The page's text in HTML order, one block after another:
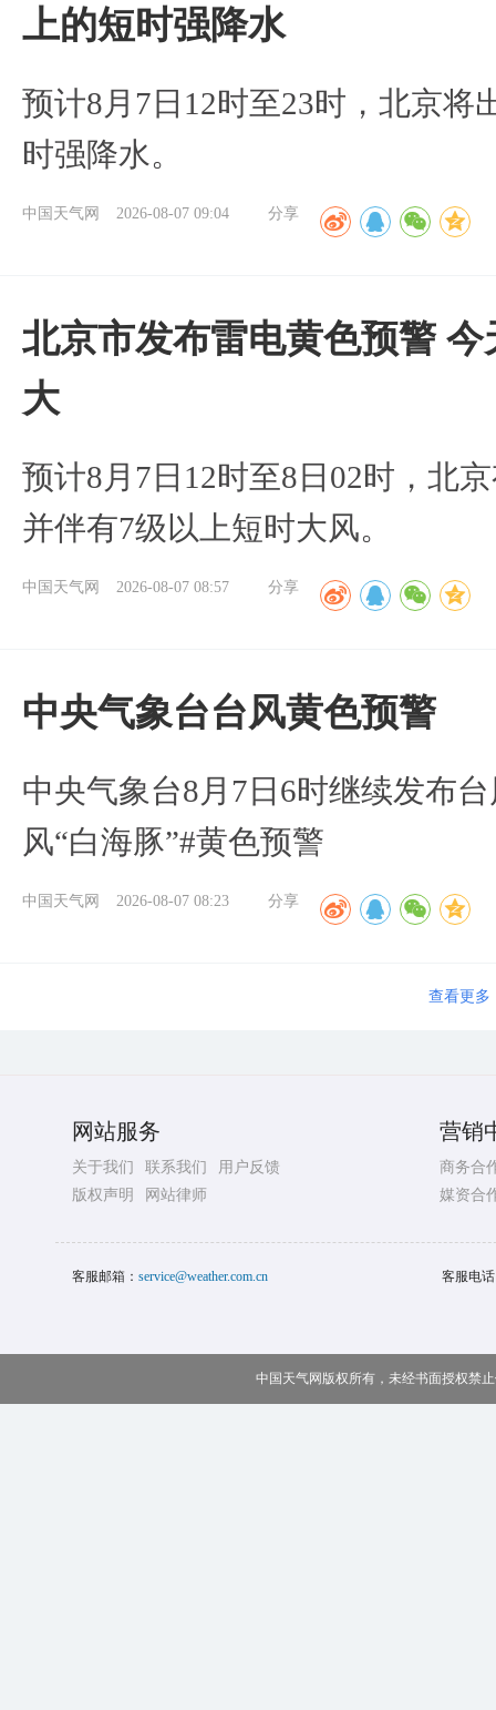
上的短时强降水
预计8月7日12时至23时，北京将
时强降水。
中国天气网 2026-08-07 09:04 分享
北京市发布雷电黄色预警
大
预计8月7日12时至8日02时，北
并伴有7级以上短时大风。
中国天气网 2026-08-07 08:57 分享
​中央气象台台风黄色预警
中央气象台8月7日6时继续发布
风“白海豚”#黄色预警
中国天气网 2026-08-07 08:23 分享
查看更多
网站服务
关于我们 联系我们
用户反馈
版权声明
网站律师
营销
商务合
媒资合
客服邮箱： service@weather.com.cn 客服电
中国天气网版权所有，未经书面授权